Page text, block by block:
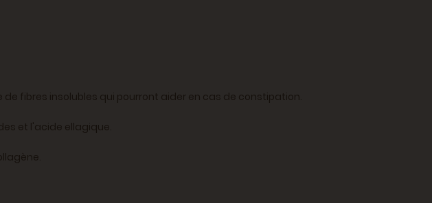
fibres insolubles qui pourront aider en cas de constipation.
et l'acide ellagique.